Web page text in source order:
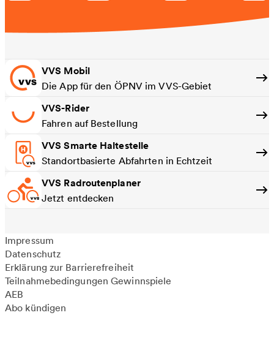
VVS Mobil
Die App für den ÖPNV im VVS-Gebiet
VVS-Rider
Fahren auf Bestellung
VVS Smarte Haltestelle
Standortbasierte Abfahrten in Echtzeit
VVS Radroutenplaner
Jetzt entdecken
Impressum
Datenschutz
Erklärung zur Barrierefreiheit
Teilnahmebedingungen Gewinnspiele
AEB
Abo kündigen